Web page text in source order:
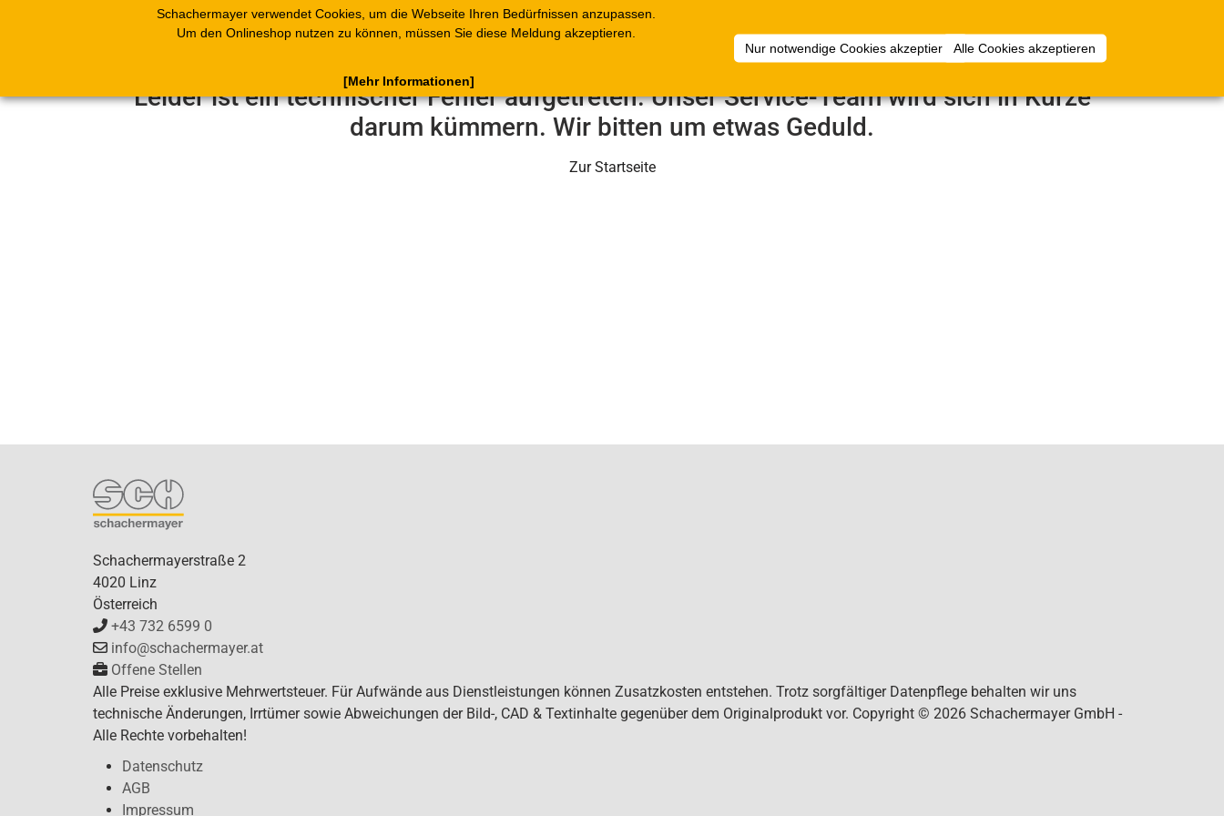
Schachermayer verwendet Cookies, um die Webseite Ihren Bedürfnissen anzupassen.
Um den Onlineshop nutzen zu können, müssen Sie diese Meldung akzeptieren.
Nur notwendige Cookies akzeptierenAlle Cookies akzeptieren
[Mehr Informationen]
Produkte Blätterkataloge Belege C.Online Unternehmen
Leider ist ein technischer Fehler aufgetreten. Unser Service-Team wird sich in Kürze
darum kümmern. Wir bitten um etwas Geduld.
Zur Startseite
Schachermayerstraße 2
4020 Linz
Österreich
+43 732 6599 0
info@schachermayer.at
Offene Stellen
Alle Preise exklusive Mehrwertsteuer. Für Aufwände aus Dienstleistungen können Zusatzkosten entstehen. Trotz sorgfältiger Datenpflege behalten wir uns
technische Änderungen, Irrtümer sowie Abweichungen der Bild-, CAD & Textinhalte gegenüber dem Originalprodukt vor. Copyright © 2026 Schachermayer GmbH -
Alle Rechte vorbehalten!
Datenschutz
AGB
Impressum